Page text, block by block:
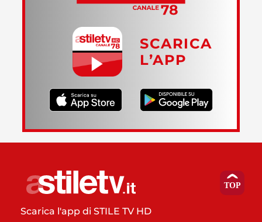
SCARICA
L’APP
Scarica l'app di STILE TV HD